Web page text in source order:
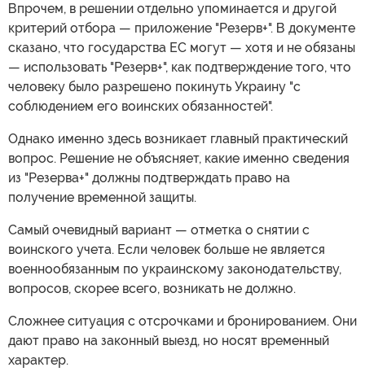
Впрочем, в решении отдельно упоминается и другой
критерий отбора — приложение "Резерв+". В документе
сказано, что государства ЕС могут — хотя и не обязаны
— использовать "Резерв+", как подтверждение того, что
человеку было разрешено покинуть Украину "с
соблюдением его воинских обязанностей".
Однако именно здесь возникает главный практический
вопрос. Решение не объясняет, какие именно сведения
из "Резерва+" должны подтверждать право на
получение временной защиты.
Самый очевидный вариант — отметка о снятии с
воинского учета. Если человек больше не является
военнообязанным по украинскому законодательству,
вопросов, скорее всего, возникать не должно.
Сложнее ситуация с отсрочками и бронированием. Они
дают право на законный выезд, но носят временный
характер.